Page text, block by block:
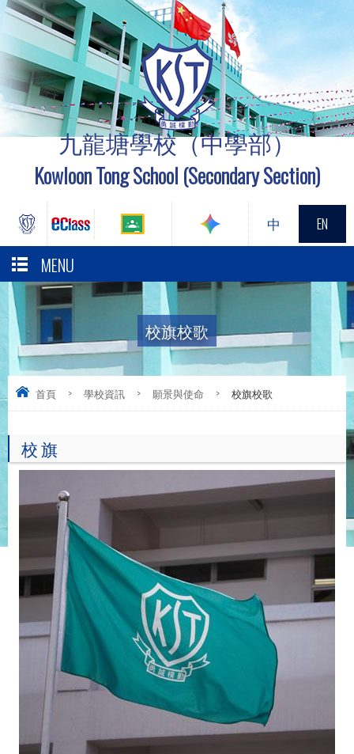
九龍塘學校（中學部）
Kowloon Tong School (Secondary Section)
中 EN
MENU
校旗校歌
首頁 > 學校資訊 > 願景與使命 > 校旗校歌
校 旗